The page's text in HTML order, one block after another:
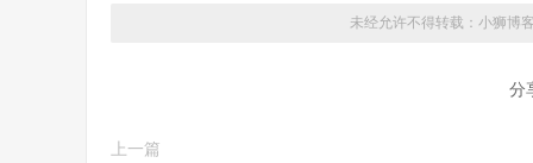
未经允许不得转载： 小狮博
分
上一篇